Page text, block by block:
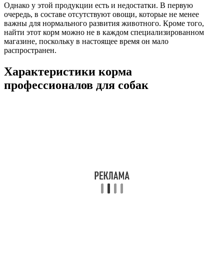
Однако у этой продукции есть и недостатки. В первую
очередь, в составе отсутствуют овощи, которые не менее
важны для нормального развития животного. Кроме того,
найти этот корм можно не в каждом специализированном
магазине, поскольку в настоящее время он мало
распространен.
Характеристики корма
профессионалов для собак